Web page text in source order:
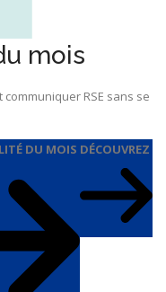
mois
RSE sans se
DÉCOUVREZ
DU MOIS